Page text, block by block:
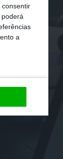
consentir
a